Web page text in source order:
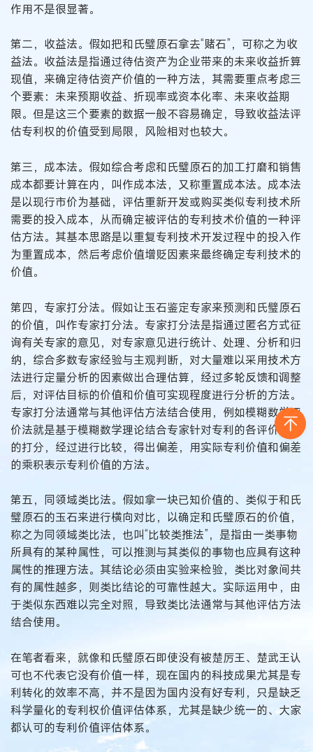
作用不是很显著。
第二，收益法。假如把和氏璧原石拿去“赌石”，可称之为收
益法。收益法是指通过待估资产为企业带来的未来收益折算
现值，来确定待估资产价值的一种方法，其需要重点考虑三
个要素：未来预期收益、折现率或资本化率、未来收益期
限。但是这三个要素的数据一般不容易确定，导致收益法评
估专利权的价值受到局限，风险相对也较大。
第三，成本法。假如综合考虑和氏璧原石的加工打磨和销售
成本都要计算在内，叫作成本法，又称重置成本法。成本法
是以现行市价为基础，评估重新开发或购买类似专利技术所
需要的投入成本，从而确定被评估的专利技术价值的一种评
估方法。其基本思路是以重复专利技术开发过程中的投入作
为重置成本，然后考虑价值增贬因素来最终确定专利技术的
价值。
第四，专家打分法。假如让玉石鉴定专家来预测和氏璧原石
的价值，叫作专家打分法。专家打分法是指通过匿名方式征
询有关专家的意见，对专家意见进行统计、处理、分析和归
纳，综合多数专家经验与主观判断，对大量难以采用技术方
法进行定量分析的因素做出合理估算，经过多轮反馈和调整
后，对评估目标的价值和价值可实现程度进行分析的方法。
专家打分法通常与其他评估方法结合使用，例如模糊数学评
价法就是基于模糊数学理论结合专家针对专利的各评价指标
的打分，经过进行比较，得出偏差，用实际专利价值和偏差
的乘积表示专利价值的方法。
第五，同领域类比法。假如拿一块已知价值的、类似于和氏
璧原石的玉石来进行横向对比，以确定和氏璧原石的价值，
称之为同领域类比法，也叫“比较类推法”，是指由一类事物
所具有的某种属性，可以推测与其类似的事物也应具有这种
属性的推理方法。其结论必须由实验来检验，类比对象间共
有的属性越多，则类比结论的可靠性越大。实际运用中，由
于类似东西难以完全对照，导致类比法通常与其他评估方法
结合使用。
在笔者看来，就像和氏璧原石即使没有被楚厉王、楚武王认
可也不代表它没有价值一样，现在国内的科技成果尤其是专
利转化的效率不高，并不是因为国内没有好专利，只是缺乏
科学量化的专利权价值评估体系，尤其是缺少统一的、大家
都认可的专利价值评估体系。